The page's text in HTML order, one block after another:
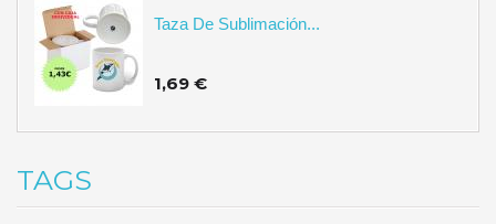
Taza De Sublimación...
1,69 €
TAGS